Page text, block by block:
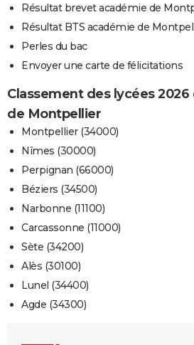
Résultat brevet académie de
Résultat BTS académie de
Perles du bac
Envoyer une carte de félicitations
Classement des lycées
de Montpellier
Montpellier (34000)
Nîmes (30000)
Perpignan (66000)
Béziers (34500)
Narbonne (11100)
Carcassonne (11000)
Sète (34200)
Alès (30100)
Lunel (34400)
Agde (34300)